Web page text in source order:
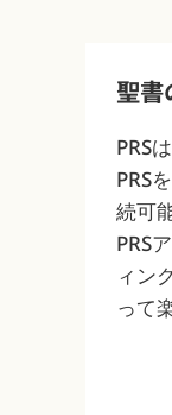
聖
PRS
PRS
続可
PRS
ィン
って